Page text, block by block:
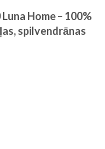
Home – 100%
spilvendrānas